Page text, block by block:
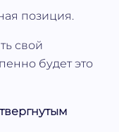
позиция.
свой
будет это